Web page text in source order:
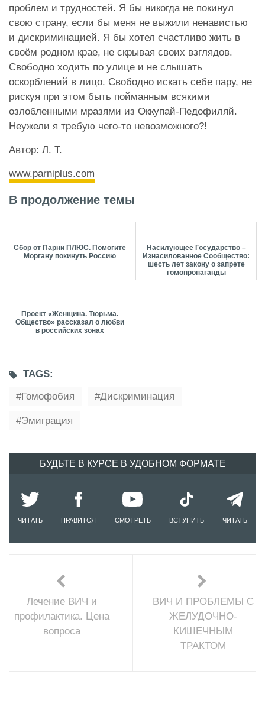
проблем и трудностей. Я бы никогда не покинул
свою страну, если бы меня не выжили ненавистью
и дискриминацией. Я бы хотел счастливо жить в
своём родном крае, не скрывая своих взглядов.
Свободно ходить по улице и не слышать
оскорблений в лицо. Свободно искать себе пару, не
рискуя при этом быть пойманным всякими
озлобленными мразями из Оккупай-Педофиляй.
Неужели я требую чего-то невозможного?!
Автор: Л. Т.
www.parniplus.com
В продолжение темы
Сбор от Парни ПЛЮС. Помогите
Моргану покинуть Россию
Насилующее Государство –
Изнасилованное Сообщество:
шесть лет закону о запрете
гомопропаганды
Проект «Женщина. Тюрьма.
Общество» рассказал о любви
в российских зонах
TAGS:
Гомофобия
Дискриминация
Эмиграция
БУДЬТЕ В КУРСЕ В УДОБНОМ ФОРМАТЕ
ЧИТАТЬ НРАВИТСЯ СМОТРЕТЬ ВСТУПИТЬ ЧИТАТЬ
Лечение ВИЧ и
профилактика. Цена
вопроса
ВИЧ И ПРОБЛЕМЫ С
ЖЕЛУДОЧНО-
КИШЕЧНЫМ
ТРАКТОМ